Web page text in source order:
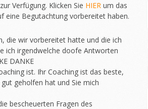
zur Verfügung. Klicken Sie HIER um das
eine Begutachtung vorbereitet haben.
die wir vorbereitet hatte und die ich
ich irgendwelche doofe Antworten
DANKE
ist. Ihr Coaching ist das beste,
geholfen hat und Sie mich
bescheuerten Fragen des